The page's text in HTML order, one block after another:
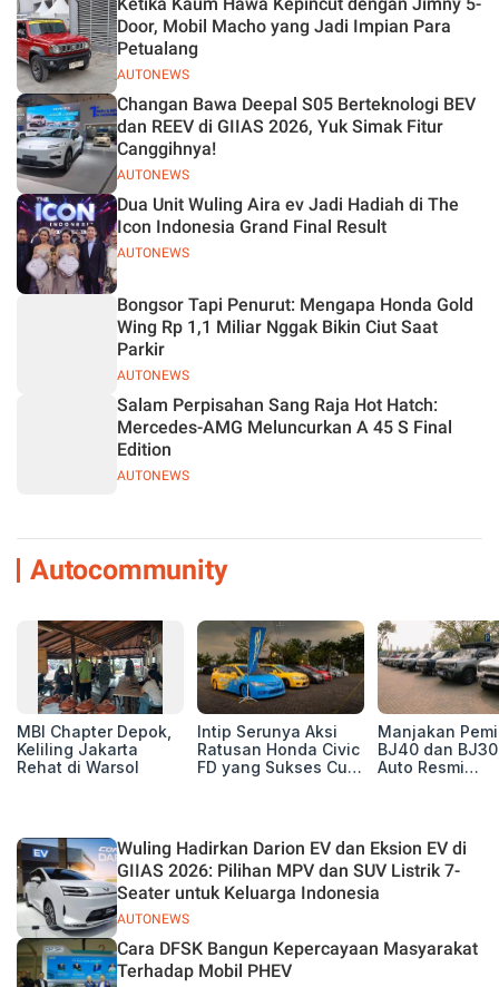
Jelas
AUTONEWS
Door, Mobil Macho yang Jadi Impian Para
Petualang
AUTONEWS
Changan Bawa Deepal S05 Berteknologi BEV
dan REEV di GIIAS 2026, Yuk Simak Fitur
Canggihnya!
AUTONEWS
Dua Unit Wuling Aira ev Jadi Hadiah di The
Icon Indonesia Grand Final Result
AUTONEWS
Bongsor Tapi Penurut: Mengapa Honda Gold
Wing Rp 1,1 Miliar Nggak Bikin Ciut Saat
Parkir
AUTONEWS
Salam Perpisahan Sang Raja Hot Hatch:
Mercedes-AMG Meluncurkan A 45 S Final
Edition
Autocommunity
MBI Chapter Depok,
Keliling Jakarta
Rehat di Warsol
Intip Serunya Aksi
Ratusan Honda Civic
FD yang Sukses Curi
Manjakan
BJ40 dan
Auto Resmi
AUTONEWS
Wuling Hadirkan Darion EV dan Eksion EV di
GIIAS 2026: Pilihan MPV dan SUV Listrik 7-
Seater untuk Keluarga Indonesia
Cara DFSK Bangun Kepercayaan Masyarakat
Terhadap Mobil PHEV